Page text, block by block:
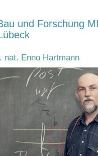
und Forschung
nat. Enno Hartmann